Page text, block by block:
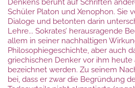
Denkens beruht auf Schriften
Schüler Platon und Xenophon. Sie
Dialoge und betonten darin
Lehre... Sokrates’ herausragende
allem in seiner nachhaltigen
Philosophiegeschichte, aber auch
griechischen Denker vor ihm heute
bezeichnet werden. Zu seinem
bei, dass er zwar die Begründung